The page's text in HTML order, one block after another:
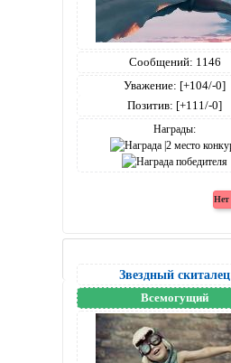
Сообщений: 1146
Уважение: [+104/-0]
Позитив: [+111/-0]
Награды:
Звездный скиталец
Всемогущий